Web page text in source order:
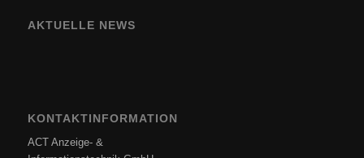
AKTUELLE NEWS
KONTAKTINFORMATION
ACT Anzeige- &